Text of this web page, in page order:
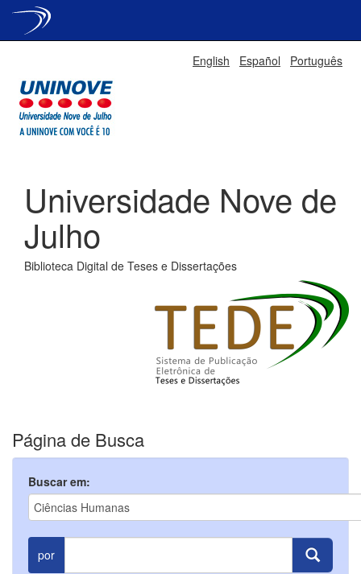
English Español Português
Universidade Nove de
Julho
Biblioteca Digital de Teses e Dissertações
Página de Busca
Buscar em:
por